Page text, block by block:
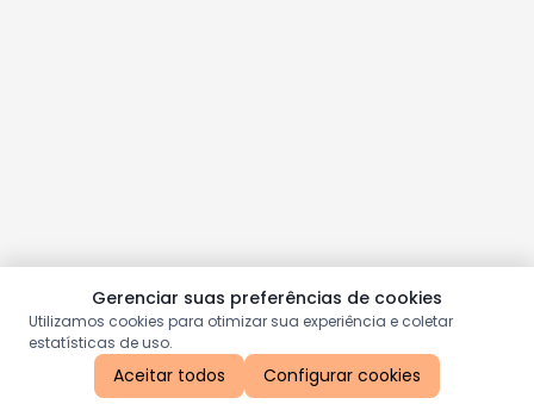
Gerenciar suas preferências de cookies
Utilizamos cookies para otimizar sua experiência e coletar
estatísticas de uso.
Aceitar todos Configurar cookies